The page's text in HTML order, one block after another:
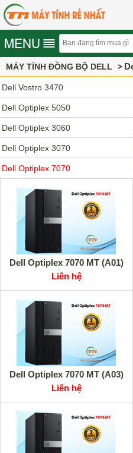
MÁY TÍNH ĐỒNG BỘ DELL
Dell Vostro 3470
Dell Optiplex 5050
Dell Optiplex 3060
Dell Optiplex 3070
Dell Optiplex 7070
Dell Optiplex 7070 MT (A01)
Liên hệ
Dell Optiplex 7070 MT (A03)
Liên hệ